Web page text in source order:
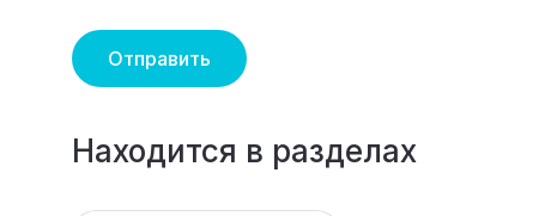
Отправить
Находится в разделах